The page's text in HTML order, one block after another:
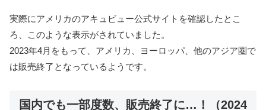
実際にアメリカのアキュビュー公式サイトを確認したとこ
ろ、このような表示がされていました。
2023年4月をもって、アメリカ、ヨーロッパ、他のアジア圏で
は販売終了となっているようです。
国内でも一部度数、販売終了に…！（2024